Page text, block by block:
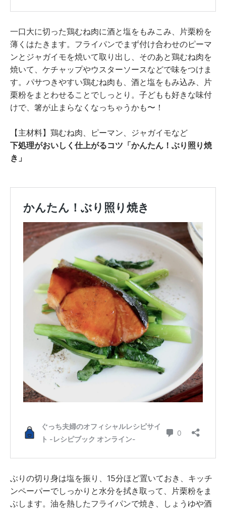
一口大に切った鶏むね肉に酒と塩をもみこみ、片栗粉を
薄くはたきます。フライパンでまず付け合わせのピーマ
ンとジャガイモを焼いて取り出し、そのあと鶏むね肉を
焼いて、ケチャップやウスターソースなどで味をつけま
す。パサつきやすい鶏むね肉も、酒と塩をもみ込み、片
栗粉をまとわせることでしっとり。子どもも好きな味付
けで、箸が止まらなくなっちゃうかも〜！
【主材料】鶏むね肉、ピーマン、ジャガイモなど
下処理がおいしく仕上がるコツ「かんたん！ぶり照り焼
き」
ぶりの切り身は塩を振り、15分ほど置いておき、キッチ
ンペーパーでしっかりと水分を拭き取って、片栗粉をま
ぶします。油を熱したフライパンで焼き、しょうゆや酒